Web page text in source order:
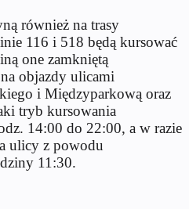
również na trasy
116 i 518 będą kursować
one zamkniętą
objazdy ulicami
i Międzyparkową oraz
tryb kursowania
14:00 do 22:00, a w razie
ulicy z powodu
11:30.